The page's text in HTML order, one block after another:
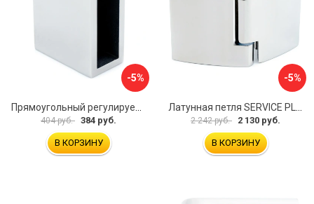
-5%
Прямоугольный регулируемый коннектор трек-стена SERVICE PLUS CK-106D30-PC
404 руб. 384 руб.
В КОРЗИНУ
-5%
Латунная петля SERVICE PLUS CL-905-PC
2 242 руб. 2 130 руб.
В КОРЗИНУ